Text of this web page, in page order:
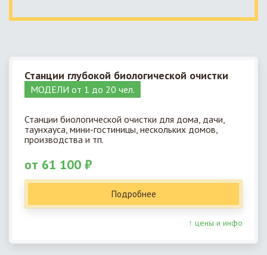
Станции глубокой биологической очистки
МОДЕЛИ от 1 до 20 чел.
Станции биологической очистки для дома, дачи,
таунхауса, мини-гостиницы, нескольких домов,
производства и тп.
от 61 100 ₽
Подробнее
↑ цены и инфо